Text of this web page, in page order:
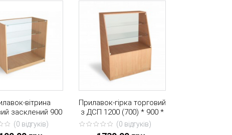
вітрина
засклений 900
* 900 * 500
(0 вiдгукiв)
Прилавок-гірка торговий
з ДСП 1200 (700) * 900 *
500
(0 вiдгукiв)